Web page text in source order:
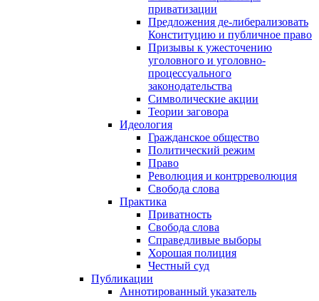
приватизации
Предложения де-либерализовать
Конституцию и публичное право
Призывы к ужесточению
уголовного и уголовно-
процессуального
законодательства
Символические акции
Теории заговора
Идеология
Гражданское общество
Политический режим
Право
Революция и контрреволюция
Свобода слова
Практика
Приватность
Свобода слова
Справедливые выборы
Хорошая полиция
Честный суд
Публикации
Аннотированный указатель